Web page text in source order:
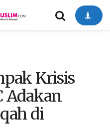
Krisis
Adakan
di